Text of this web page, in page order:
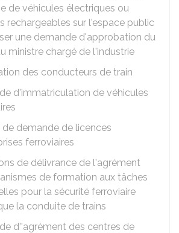
de véhicules électriques ou
rechargeables sur l'espace public
une demande d'approbation du
ministre chargé de l'industrie
des conducteurs de train
d'immatriculation de véhicules
de demande de licences
ferroviaires
de délivrance de l'agrément
de formation aux tâches
pour la sécurité ferroviaire
la conduite de trains
d''agrément des centres de